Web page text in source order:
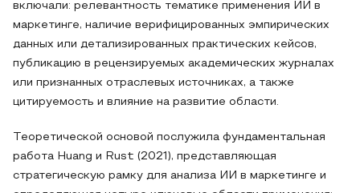
включали: релевантность тематике применения ИИ в
маркетинге, наличие верифицированных эмпирических
данных или детализированных практических кейсов,
публикацию в рецензируемых академических журналах
или признанных отраслевых источниках, а также
цитируемость и влияние на развитие области.
Теоретической основой послужила фундаментальная
работа Huang и Rust (2021), представляющая
стратегическую рамку для анализа ИИ в маркетинге и